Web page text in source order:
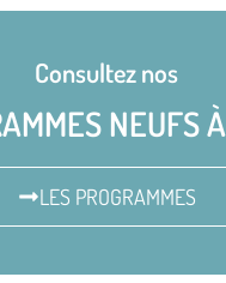
Consultez nos
NEUFS
LES PROGRAMMES